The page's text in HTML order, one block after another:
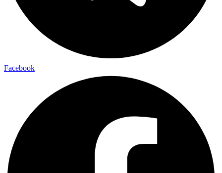
Facebook